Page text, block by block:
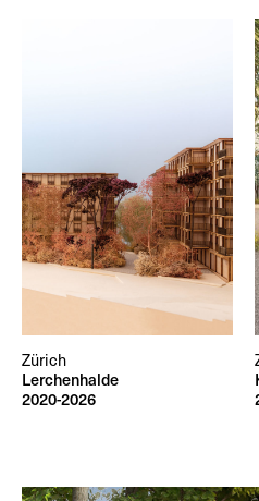
Zürich
Lerchenhalde
2020-2026